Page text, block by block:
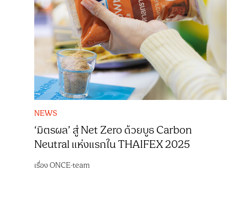
NEWS
‘มิตรผล’ สู่ Net Zero ด้วยบูธ Carbon
Neutral แห่งแรกใน THAIFEX 2025
เรื่องONCE-team